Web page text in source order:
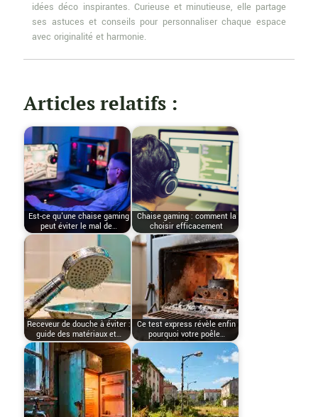
idées déco inspirantes. Curieuse et minutieuse, elle partage
ses astuces et conseils pour personnaliser chaque espace
avec originalité et harmonie.
Articles relatifs :
Est-ce qu'une chaise gaming
peut éviter le mal de…
Chaise gaming : comment la
choisir efficacement
Receveur de douche à éviter :
guide des matériaux et…
Ce test express révèle enfin
pourquoi votre poêle…